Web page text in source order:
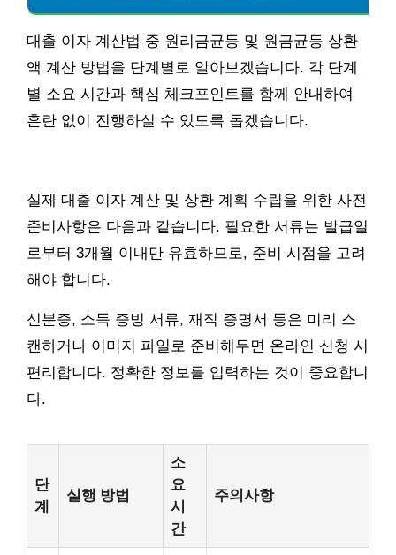
대출 이자 계산법 중 원리금균등 및 원금균등 상환
액 계산 방법을 단계별로 알아보겠습니다. 각 단계
별 소요 시간과 핵심 체크포인트를 함께 안내하여
혼란 없이 진행하실 수 있도록 돕겠습니다.
실제 대출 이자 계산 및 상환 계획 수립을 위한 사전
준비사항은 다음과 같습니다. 필요한 서류는 발급일
로부터 3개월 이내만 유효하므로, 준비 시점을 고려
해야 합니다.
신분증, 소득 증빙 서류, 재직 증명서 등은 미리 스
캔하거나 이미지 파일로 준비해두면 온라인 신청 시
편리합니다. 정확한 정보를 입력하는 것이 중요합니
다.
단
계
실행 방법
소
요
시
간
주의사항